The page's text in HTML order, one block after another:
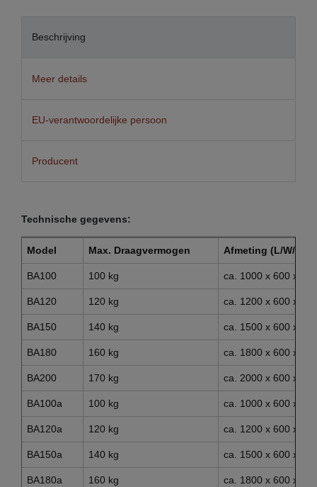
Beschrijving
Meer details
EU-verantwoordelijke persoon
Producent
Technische gegevens:
Model Max. Draagvermogen Afmeting (L/W/H)
BA100 100 kg ca. 1000 x 600 x
BA120 120 kg ca. 1200 x 600 x
BA150 140 kg ca. 1500 x 600 x
BA180 160 kg ca. 1800 x 600 x
BA200 170 kg ca. 2000 x 600 x
BA100a 100 kg ca. 1000 x 600 x
BA120a 120 kg ca. 1200 x 600 x
BA150a 140 kg ca. 1500 x 600 x
BA180a 160 kg ca. 1800 x 600 x